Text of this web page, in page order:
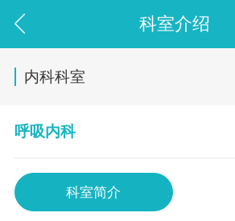
科室介绍
内科科室
呼吸内科
科室简介